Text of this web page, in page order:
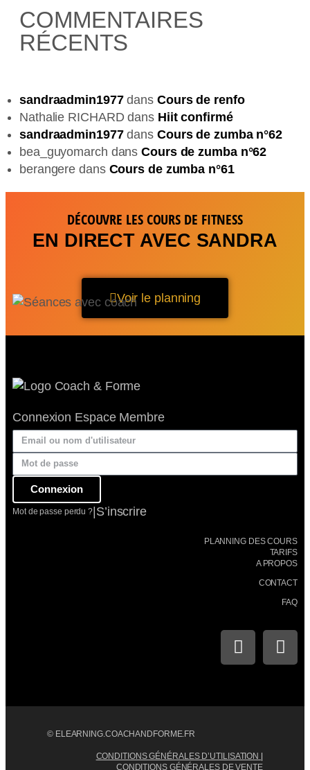
COMMENTAIRES
RÉCENTS
sandraadmin1977dans Cours de renfo
Nathalie RICHARD dans Hiit confirmé
sandraadmin1977dans Cours de zumba n°62
bea_guyomarch dansCours de zumba n°62
berangere dans Cours de zumba n°61
DÉCOUVRE LES COURS DE FITNESS
EN DIRECT AVEC SANDRA
Voir le planning
Connexion Espace Membre
Connexion
Mot de passe perdu ?|S’inscrire
PLANNING DES COURS
TARIFS
A PROPOS
CONTACT
FAQ
© ELEARNING.COACHANDFORME.FR
CONDITIONS GÉNÉRALES D’UTILISATION |
CONDITIONS GÉNÉRALES DE VENTE